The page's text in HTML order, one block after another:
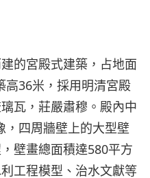
的宮殿式建築，占地面
高36米，採用明清宮殿
瓦，莊嚴肅穆。殿內中
，四周牆壁上的大型壁
壁畫總面積達580平方
工程模型、治水文獻等